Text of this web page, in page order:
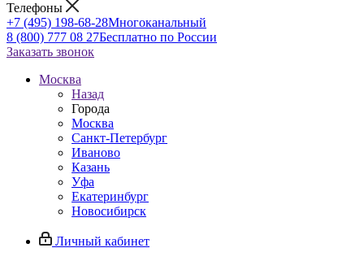
Телефоны
+7 (495) 198-68-28Многоканальный
8 (800) 777 08 27Бесплатно по России
Заказать звонок
Москва
Назад
Города
Москва
Санкт-Петербург
Иваново
Казань
Уфа
Екатеринбург
Новосибирск
Личный кабинет